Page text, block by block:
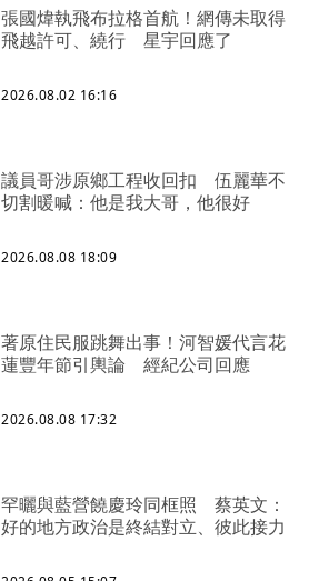
張國煒執飛布拉格首航！網傳未取得
飛越許可、繞行 星宇回應了
2026.08.02 16:16
議員哥涉原鄉工程收回扣 伍麗華不
切割暖喊：他是我大哥，他很好
2026.08.08 18:09
著原住民服跳舞出事！河智媛代言花
蓮豐年節引輿論 經紀公司回應
2026.08.08 17:32
罕曬與藍營饒慶玲同框照 蔡英文：
好的地方政治是終結對立、彼此接力